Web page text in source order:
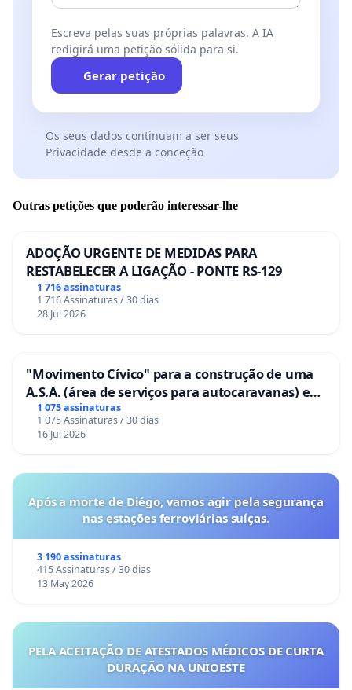
Escreva pelas suas próprias palavras. A IA
redigirá uma petição sólida para si.
Gerar petição
Os seus dados continuam a ser seus
Privacidade desde a conceção
Outras petições que poderão interessar-lhe
ADOÇÃO URGENTE DE MEDIDAS PARA
RESTABELECER A LIGAÇÃO - PONTE RS-129
1 716 assinaturas
1 716 Assinaturas / 30 dias
28 Jul 2026
"Movimento Cívico" para a construção de uma
A.S.A. (área de serviços para autocaravanas) em
Coimbra
1 075 assinaturas
1 075 Assinaturas / 30 dias
16 Jul 2026
Após a morte de Diégo, vamos agir pela segurança
nas estações ferroviárias suíças.
3 190 assinaturas
415 Assinaturas / 30 dias
13 May 2026
PELA ACEITAÇÃO DE ATESTADOS MÉDICOS DE CURTA
DURAÇÃO NA UNIOESTE